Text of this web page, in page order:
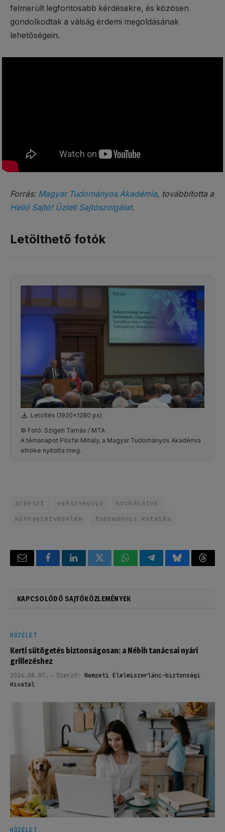
felmerült legfontosabb kérdésekre, és közösen
gondolkodtak a válság érdemi megoldásának
lehetőségein.
Forrás: Magyar Tudományos Akadémia, továbbította a
Helló Sajtó! Üzleti Sajtószolgálat.
Letölthető fotók
Letöltés (1920x1280 px)
© Fotó: Szigeti Tamás / MTA
A témanapot Pósfai Mihály, a Magyar Tudományos Akadémia
elnöke nyitotta meg.
azbeszt egészségügy
kockázatok
környezetvédelem
tudományos kutatás
Email FacebookLinkedInTwitterWhatsAppTelegramBluesky
KAPCSOLÓDÓ SAJTÓKÖZLEMÉNYEK
KÖZÉLET
Kerti sütögetés biztonságosan: a Nébih tanácsai nyári
grillezéshez
2026.08.07. Szerző: Nemzeti Élelmiszerlánc-biztonsági
Hivatal
KÖZÉLET